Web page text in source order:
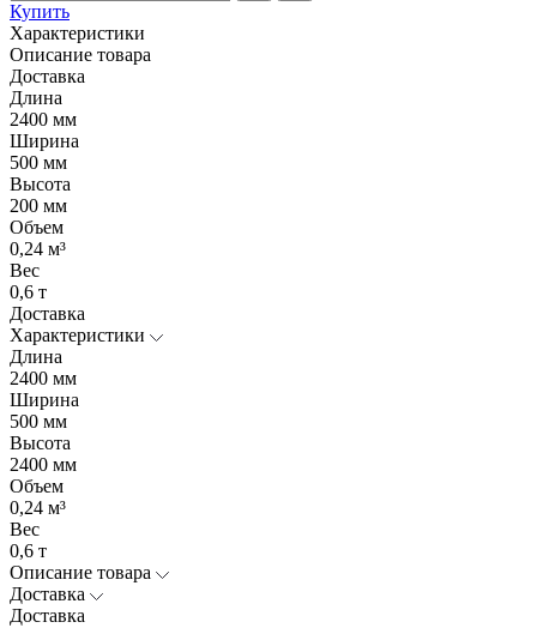
Купить
Характеристики
Описание товара
Доставка
Длина
2400 мм
Ширина
500 мм
Высота
200 мм
Объем
0,24 м³
Вес
0,6 т
Доставка
Характеристики
Длина
2400 мм
Ширина
500 мм
Высота
2400 мм
Объем
0,24 м³
Вес
0,6 т
Описание товара
Доставка
Доставка